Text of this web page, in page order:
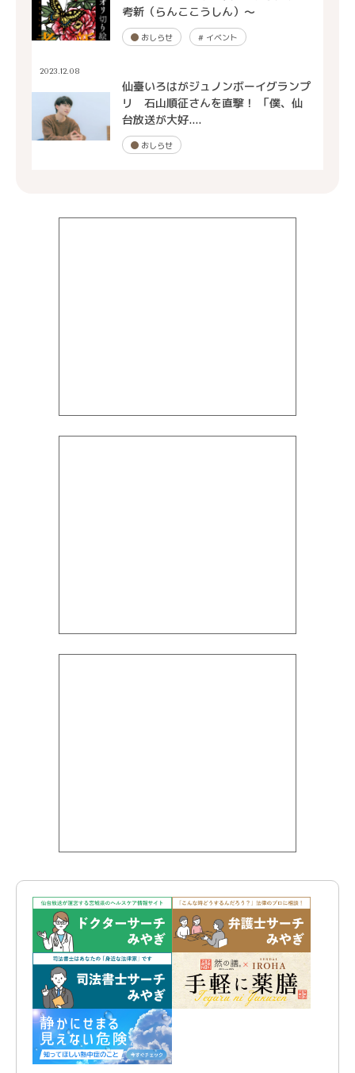
考新（らんここうしん）～
おしらせ #イベント
2023.12.08
仙臺いろはがジュノンボーイグランプ
リ 石山順征さんを直撃！ 「僕、仙
台放送が大好....
おしらせ